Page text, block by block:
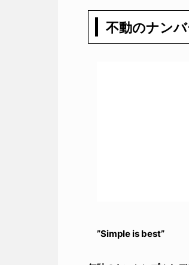
不動のナン
”Simple is best”